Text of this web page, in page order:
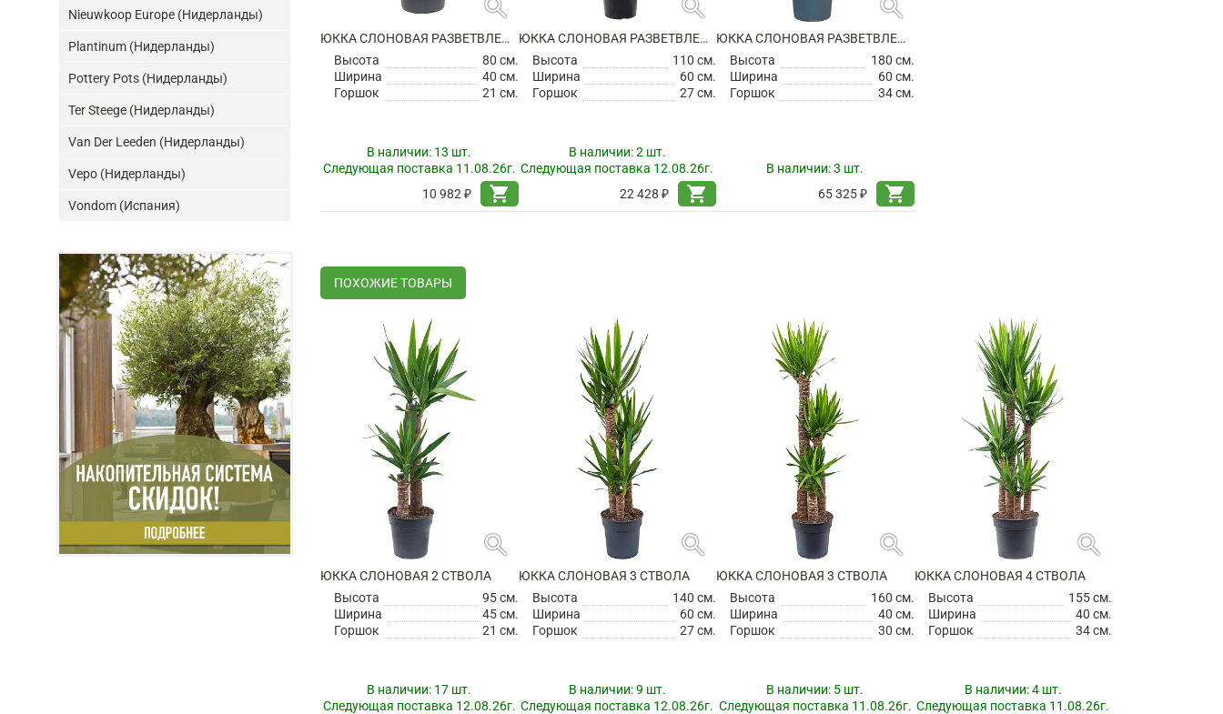
search
ЮККА СЛОНОВАЯ РАЗВЕТВЛЕННАЯ
Высота
80 см.
Ширина
40 см.
Горшок
21 см.
В наличии: 13 шт.
Следующая поставка 11.08.26г.
10 982 ₽
shopping_cart
search
ЮККА СЛОНОВАЯ РАЗВЕТВЛЕННАЯ
Высота
110 см.
Ширина
60 см.
Горшок
27 см.
В наличии:2 шт.
Следующая поставка 12.08.26г.
22 428 ₽
shopping_cart
search
ЮККА СЛОНОВАЯ РАЗВЕТВЛЕННАЯ
Высота
180 см.
Ширина
60 см.
Горшок
34 см.
В наличии:3 шт.
65 325 ₽
shopping_cart
ПОХОЖИЕ ТОВАРЫ
search
ЮККА СЛОНОВАЯ 2 СТВОЛА
Высота
95 см.
Ширина
45 см.
Горшок
21 см.
В наличии: 17 шт.
Следующая поставка 12.08.26г.
search
ЮККА СЛОНОВАЯ 3 СТВОЛА
Высота
140 см.
Ширина
60 см.
Горшок
27 см.
В наличии:9 шт.
Следующая поставка 12.08.26г.
search
ЮККА СЛОНОВАЯ 3 СТВОЛА
Высота
160 см.
Ширина
40 см.
Горшок
30 см.
В наличии: 5 шт.
Следующая поставка 11.08.26г.
search
ЮККА СЛОНОВАЯ 4 СТВОЛА
Высота
155 см.
Ширина
40 см.
Горшок
34 см.
В наличии:4 шт.
Следующая поставка 11.08.26г.
Nieuwkoop Europe (Нидерланды)
Plantinum (Нидерланды)
Pottery Pots (Нидерланды)
Ter Steege (Нидерланды)
Van Der Leeden (Нидерланды)
Vepo (Нидерланды)
Vondom (Испания)